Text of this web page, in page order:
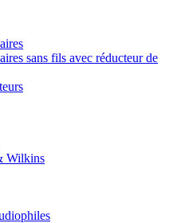
sans fils avec réducteur de
Wilkins